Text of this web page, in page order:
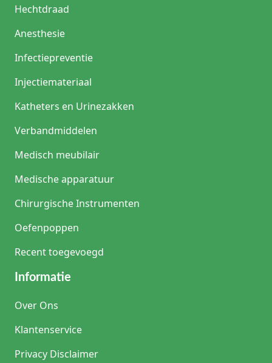
Hechtdraad
Anesthesie
Infectiepreventie
Injectiemateriaal
Katheters en Urinezakken
Verbandmiddelen
Medisch meubilair
Medische apparatuur
Chirurgische Instrumenten
Oefenpoppen
Recent toegevoegd
Informatie
Over Ons
Klantenservice
Privacy Disclaimer